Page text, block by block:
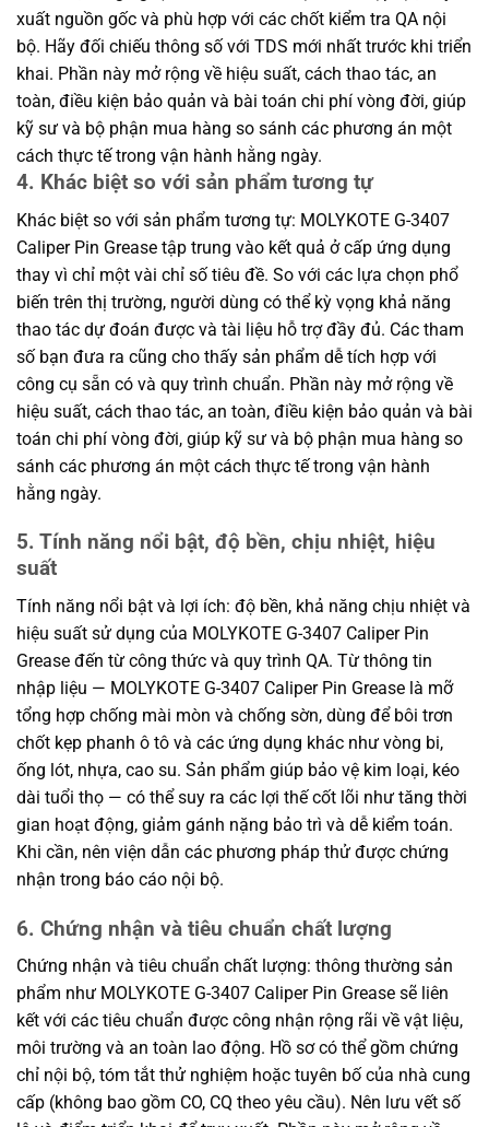
xuất nguồn gốc và phù hợp với các chốt kiểm tra QA nội
bộ. Hãy đối chiếu thông số với TDS mới nhất trước khi triển
khai. Phần này mở rộng về hiệu suất, cách thao tác, an
toàn, điều kiện bảo quản và bài toán chi phí vòng đời, giúp
kỹ sư và bộ phận mua hàng so sánh các phương án một
cách thực tế trong vận hành hằng ngày.
4. Khác biệt so với sản phẩm tương tự
Khác biệt so với sản phẩm tương tự: MOLYKOTE G-3407
Caliper Pin Grease tập trung vào kết quả ở cấp ứng dụng
thay vì chỉ một vài chỉ số tiêu đề. So với các lựa chọn phổ
biến trên thị trường, người dùng có thể kỳ vọng khả năng
thao tác dự đoán được và tài liệu hỗ trợ đầy đủ. Các tham
số bạn đưa ra cũng cho thấy sản phẩm dễ tích hợp với
công cụ sẵn có và quy trình chuẩn. Phần này mở rộng về
hiệu suất, cách thao tác, an toàn, điều kiện bảo quản và bài
toán chi phí vòng đời, giúp kỹ sư và bộ phận mua hàng so
sánh các phương án một cách thực tế trong vận hành
hằng ngày.
5. Tính năng nổi bật, độ bền, chịu nhiệt, hiệu
suất
Tính năng nổi bật và lợi ích: độ bền, khả năng chịu nhiệt và
hiệu suất sử dụng của MOLYKOTE G-3407 Caliper Pin
Grease đến từ công thức và quy trình QA. Từ thông tin
nhập liệu — MOLYKOTE G-3407 Caliper Pin Grease là mỡ
tổng hợp chống mài mòn và chống sờn, dùng để bôi trơn
chốt kẹp phanh ô tô và các ứng dụng khác như vòng bi,
ống lót, nhựa, cao su. Sản phẩm giúp bảo vệ kim loại, kéo
dài tuổi thọ — có thể suy ra các lợi thế cốt lõi như tăng thời
gian hoạt động, giảm gánh nặng bảo trì và dễ kiểm toán.
Khi cần, nên viện dẫn các phương pháp thử được chứng
nhận trong báo cáo nội bộ.
6. Chứng nhận và tiêu chuẩn chất lượng
Chứng nhận và tiêu chuẩn chất lượng: thông thường sản
phẩm như MOLYKOTE G-3407 Caliper Pin Grease sẽ liên
kết với các tiêu chuẩn được công nhận rộng rãi về vật liệu,
môi trường và an toàn lao động. Hồ sơ có thể gồm chứng
chỉ nội bộ, tóm tắt thử nghiệm hoặc tuyên bố của nhà cung
cấp (không bao gồm CO, CQ theo yêu cầu). Nên lưu vết số